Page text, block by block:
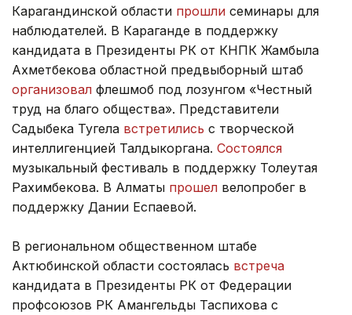
Карагандинской области прошли семинары для
наблюдателей. В Караганде в поддержку
кандидата в Президенты РК от КНПК Жамбыла
Ахметбекова областной предвыборный штаб
организовал флешмоб под лозунгом «Честный
труд на благо общества». Представители
Садыбека Тугела встретились с творческой
интеллигенцией Талдыкоргана. Состоялся
музыкальный фестиваль в поддержку Толеутая
Рахимбекова. В Алматы прошел велопробег в
поддержку Дании Еспаевой.
В региональном общественном штабе
Актюбинской области состоялась встреча
кандидата в Президенты РК от Федерации
профсоюзов РК Амангельды Таспихова с